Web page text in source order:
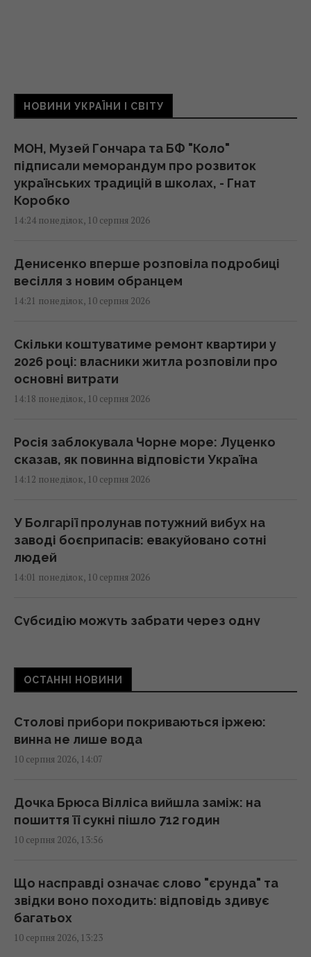
НОВИНИ УКРАЇНИ І СВІТУ
МОН, Музей Гончара та БФ "Коло"
підписали меморандум про розвиток
українських традицій в школах, - Гнат
Коробко
14:24 понеділок, 10 серпня 2026
Денисенко вперше розповіла подробиці
весілля з новим обранцем
14:21 понеділок, 10 серпня 2026
Скільки коштуватиме ремонт квартири у
2026 році: власники житла розповіли про
основні витрати
14:18 понеділок, 10 серпня 2026
Росія заблокувала Чорне море: Луценко
сказав, як повинна відповісти Україна
14:12 понеділок, 10 серпня 2026
У Болгарії пролунав потужний вибух на
заводі боєприпасів: евакуйовано сотні
людей
14:01 понеділок, 10 серпня 2026
Субсидію можуть забрати через одну
насправді прискорити зарядку смартфона
13:55 понеділок, 10 серпня 2026
китайськими автогігантами: японці змінили
стратегію
13:50 понеділок, 10 серпня 2026
Книгу повернули до бібліотеки через 150
років: сума штрафу виявилася
астрономічною
13:49 понеділок, 10 серпня 2026
ОСТАННІ НОВИНИ
Столові прибори покриваються іржею:
винна не лише вода
10 серпня 2026, 14:07
Дочка Брюса Вілліса вийшла заміж: на
пошиття її сукні пішло 712 годин
10 серпня 2026, 13:56
Що насправді означає слово "єрунда" та
звідки воно походить: відповідь здивує
багатьох
10 серпня 2026, 13:23